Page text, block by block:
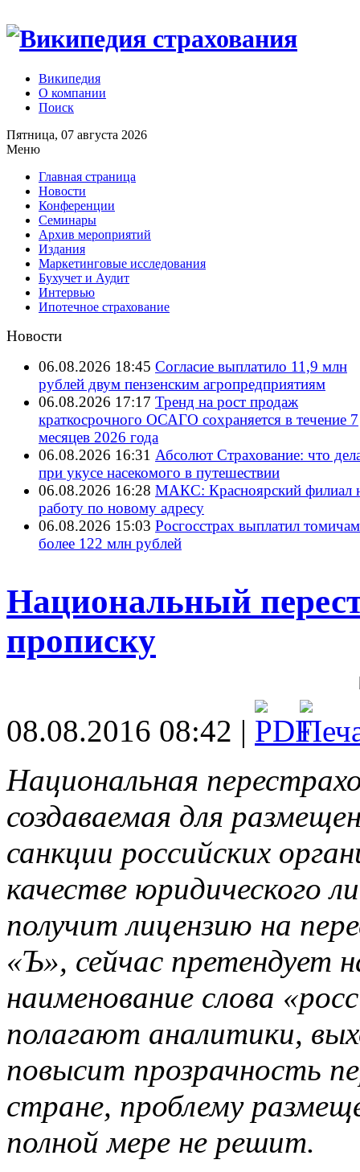
Википедия
О компании
Поиск
Пятница, 07 августа 2026
Меню
Главная страница
Новости
Конференции
Семинары
Архив мероприятий
Издания
Маркетинговые исследования
Бухучет и Аудит
Интервью
Ипотечное страхование
Новости
06.08.2026 18:45 Согласие выплатило 11,9 млн
рублей двум пензенским агропредприятиям
06.08.2026 17:17 Тренд на рост продаж
краткосрочного ОСАГО сохраняется в течение 7
месяцев 2026 года
06.08.2026 16:31 Абсолют Страхование: что
при укусе насекомого в путешествии
06.08.2026 16:28 МАКС: Красноярский филиал
работу по новому адресу
06.08.2026 15:03 Росгосстрах выплатил томичам
более 122 млн рублей
Национальный
прописку
08.08.2016 08:42 |
Национальная
создаваемая для
санкции российских
качестве юридического
получит лицензию на
«Ъ», сейчас претендует
наименование слова
полагают аналитики,
повысит прозрачность
стране, проблему
полной мере не решит.